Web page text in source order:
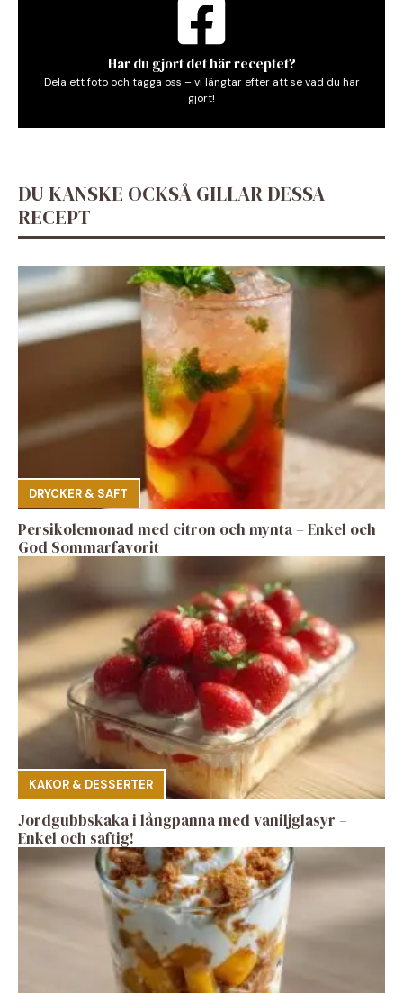
Har du gjort det här receptet?
Dela ett foto och tagga oss – vi längtar efter att se vad du har
gjort!
DU KANSKE OCKSÅ GILLAR DESSA
RECEPT
DRYCKER & SAFT
Persikolemonad med citron och mynta – Enkel och
God Sommarfavorit
KAKOR & DESSERTER
Jordgubbskaka i långpanna med vaniljglasyr –
Enkel och saftig!